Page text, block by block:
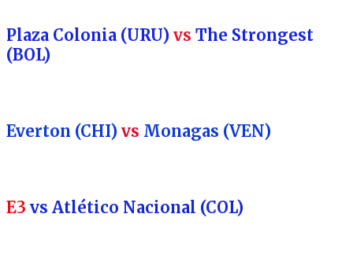
Plaza Colonia (URU) vs The Strongest
(BOL)
Everton (CHI) vs Monagas (VEN)
E3 vs Atlético Nacional (COL)